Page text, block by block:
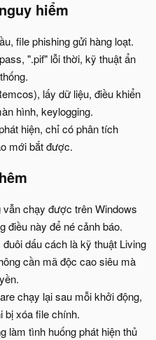
hiểm​
file phishing gửi hàng loạt.
".pif" lỗi thời, kỹ thuật ẩn
lấy dữ liệu, điều khiển
hình, keylogging.
hiện, chỉ có phân tích
mới bắt được.
chạy được trên Windows
điều này để né cảnh báo.
dấu cách là kỹ thuật Living
cần mã độc cao siêu mà
chạy lại sau mỗi khởi động,
bị xóa file chính.
làm tình huống phát hiện thủ